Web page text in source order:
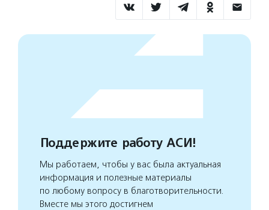
Поддержите работу АСИ!
Мы работаем, чтобы у вас была актуальная
информация и полезные материалы
по любому вопросу в благотворительности.
Вместе мы этого достигнем